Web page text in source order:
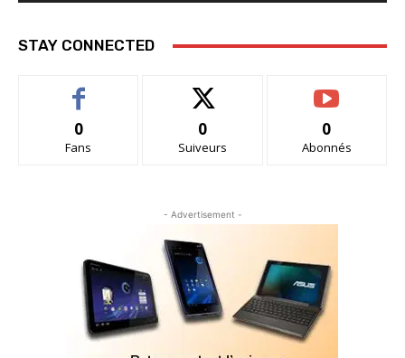
STAY CONNECTED
0
Fans
0
Suiveurs
0
Abonnés
- Advertisement -